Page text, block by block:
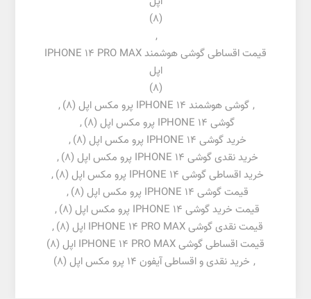
(8)
,
قیمت اقساطی گوشی هوشمند IPHONE 14 PRO MAX
اپل
(8)
, گوشی هوشمند IPHONE 14 پرو مکس اپل (8)
,
گوشی IPHONE 14 پرو مکس اپل
(8)
,
خرید گوشی IPHONE 14 پرو مکس اپل
(8)
,
خرید نقدی گوشی IPHONE 14 پرو مکس اپل
(8)
,
خرید اقساطی گوشی IPHONE 14 پرو مکس اپل
(8)
,
قیمت گوشی IPHONE 14 پرو مکس اپل
(8)
,
قیمت خرید گوشی IPHONE 14 پرو مکس اپل
(8)
,
قیمت نقدی گوشی IPHONE 14 PRO MAX اپل
(8)
,
قیمت اقساطی گوشی IPHONE 14 PRO MAX اپل
(8)
, خرید نقدی و اقساطی آیفون 14 پرو مکس اپل (8)